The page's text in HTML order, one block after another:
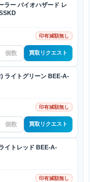
ー バイオハザード レ
印有減額無し
買取リクエスト
ライトグリーン BEE-A-
印有減額無し
買取リクエスト
イトレッド BEE-A-
印有減額無し